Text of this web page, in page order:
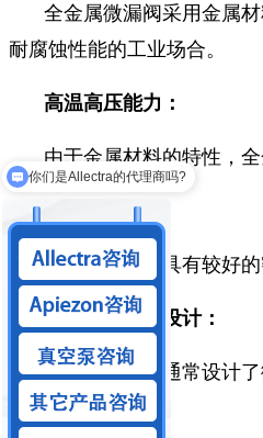
全金属微漏阀采用金属
耐腐蚀性能的工业场合。
高温高压能力：
由于金属材料的特性，
密封性能：
金属材料通常具有较好
微小泄漏通道设计：
全金属微漏阀通常设计
可靠性：
你们是Allectra的代理商吗?